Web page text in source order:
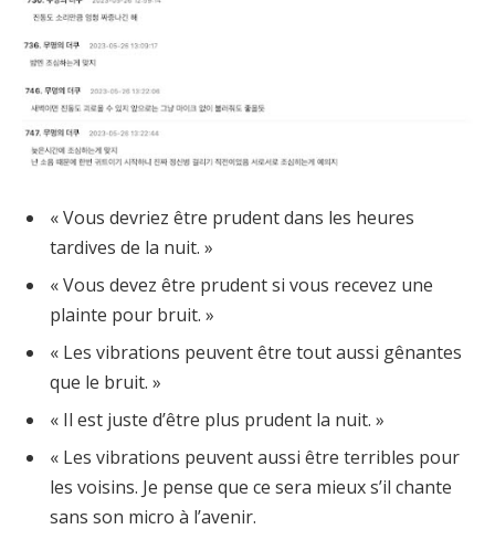
« Vous devriez être prudent dans les heures
tardives de la nuit. »
« Vous devez être prudent si vous recevez une
plainte pour bruit. »
« Les vibrations peuvent être tout aussi gênantes
que le bruit. »
« Il est juste d’être plus prudent la nuit. »
« Les vibrations peuvent aussi être terribles pour
les voisins. Je pense que ce sera mieux s’il chante
sans son micro à l’avenir.